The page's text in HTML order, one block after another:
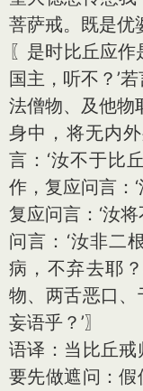
菩萨戒。既是优
〖是时比丘应作
国主，听不？’
法僧物、及他物
身中，将无内
言：‘汝不于比
作，复应问言：
复应问言：‘汝
问言：‘汝非二
病，不弃去耶
物、两舌恶口
妄语乎？’〗
语译：当比丘戒
要先做遮问：